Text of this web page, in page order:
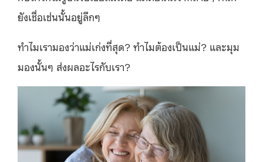
ยังเชื่อเช่นนั้นอยู่ลึกๆ
ทำไมเรามองว่าแม่เก่งที่สุด? ทำไมต้องเป็นแม่? และมุม
มองนั้นๆ ส่งผลอะไรกับเรา?